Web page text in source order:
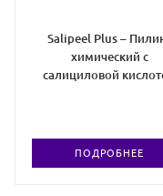
Salipeel Plus –
химический с
салициловой
ПОДРОБНЕЕ